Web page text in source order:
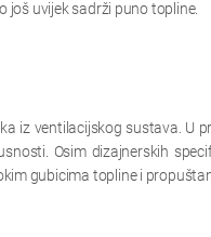
još uvijek sadrži puno topline.
iz ventilacijskog sustava.
Osim dizajnerskih
gubicima topline i